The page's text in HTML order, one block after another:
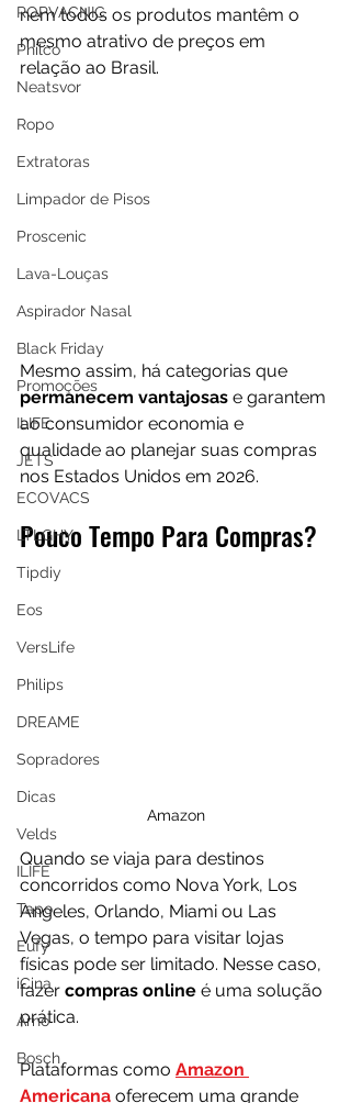
ROPVACNIC
Philco
Neatsvor
Ropo
Extratoras
Limpador de Pisos
Proscenic
Lava-Louças
Aspirador Nasal
Black Friday
Promoções
ILIFE
JETS
ECOVACS
LTLGHY
Tipdiy
Eos
VersLife
Philips
DREAME
Sopradores
Dicas
Velds
ILIFE
Tapo
Eufy
iCina
Arno
Bosch
nem todos os produtos mantêm o
mesmo atrativo de preços em
relação ao Brasil.
Mesmo assim, há categorias que
permanecem vantajosas e garantem
ao consumidor economia e
qualidade ao planejar suas compras
nos Estados Unidos em 2026.
Pouco Tempo Para Compras?
Amazon
Quando se viaja para destinos
concorridos como Nova York, Los
Angeles, Orlando, Miami ou Las
Vegas, o tempo para visitar lojas
físicas pode ser limitado. Nesse caso,
fazer compras online é uma solução
prática.
Plataformas como Amazon
Americana oferecem uma grande